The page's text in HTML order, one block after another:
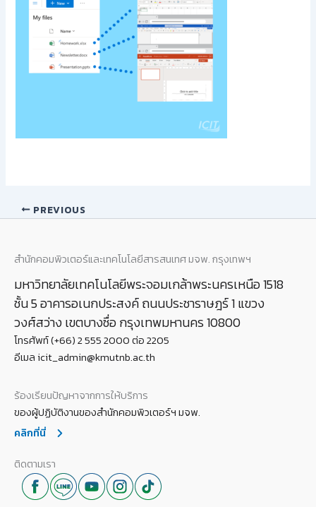
PREVIOUS
สำนักคอมพิวเตอร์และเทคโนโลยีสารสนเทศ มจพ. กรุงเทพฯ
มหาวิทยาลัยเทคโนโลยีพระจอมเกล้าพระนครเหนือ 1518
ชั้น 5 อาคารอเนกประสงค์ ถนนประชาราษฎร์ 1 แขวง
วงศ์สว่าง เขตบางซื่อ กรุงเทพมหานคร 10800
โทรศัพท์ (+66) 2 555 2000 ต่อ 2205
อีเมล icit_admin@kmutnb.ac.th
ร้องเรียนปัญหาจากการให้บริการ
ของผู้ปฏิบัติงานของสำนักคอมพิวเตอร์ฯ มจพ.
คลิกที่นี่
ติดตามเรา